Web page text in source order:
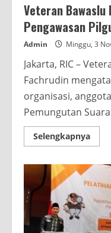
Veteran Bawaslu
Pengawasan
Admin Minggu, 3
Jakarta, RIC –
Fachrudin
organisasi,
Pemungutan
SelengkapnyaRead
more
DKI:
DKI
2024